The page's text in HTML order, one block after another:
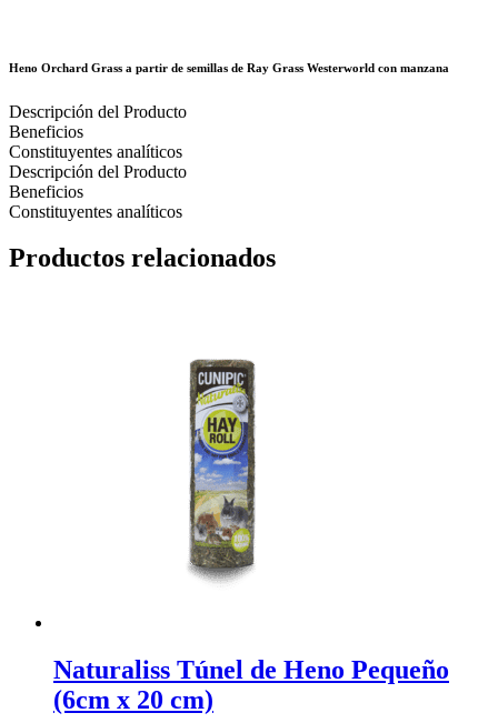
Heno Orchard Grass a partir de semillas de Ray Grass Westerworld con manzana
Descripción del Producto
Beneficios
Constituyentes analíticos
Descripción del Producto
Beneficios
Constituyentes analíticos
Productos relacionados
Naturaliss Túnel de Heno Pequeño
(6cm x 20 cm)